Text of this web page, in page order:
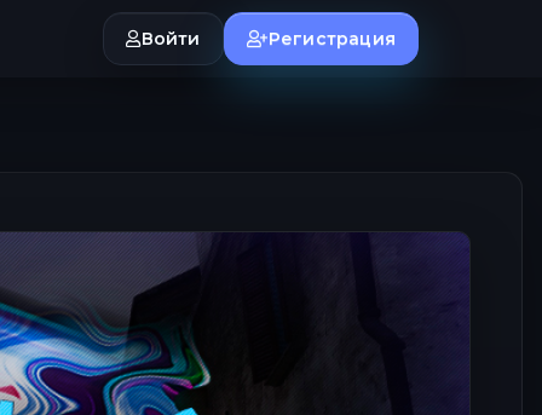
Войти Регистрация